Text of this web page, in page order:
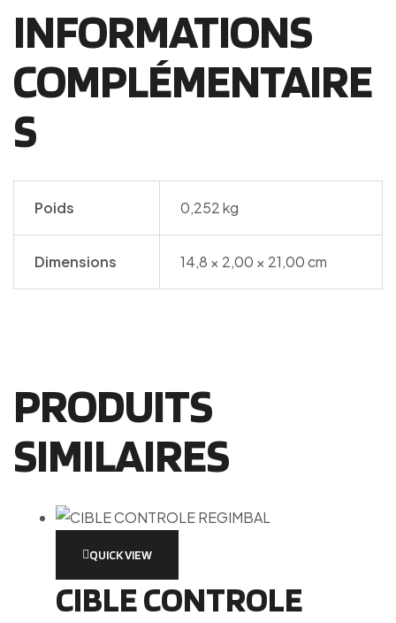
INFORMATIONS
COMPLÉMENTAIRE
S
Poids 0,252 kg
Dimensions 14,8 × 2,00 × 21,00 cm
PRODUITS
SIMILAIRES
QUICK VIEW
CIBLE CONTROLE